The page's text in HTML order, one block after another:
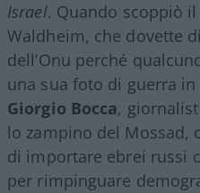
Israel. Quando scoppiò il
Waldheim, che dovette
dell’Onu perché
una sua foto di guerra
Giorgio Bocca,
lo zampino del Mossad,
di importare ebrei russi
per rimpinguare